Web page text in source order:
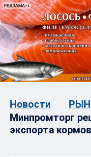
Новости
Минпромторг
экспорта